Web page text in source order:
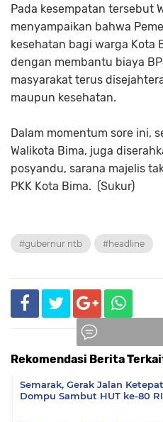
Pada kesempatan tersebut
menyampaikan bahwa
kesehatan bagi warga Kota
dengan membantu biaya
masyarakat terus
maupun kesehatan.
Dalam momentum sore ini,
Walikota Bima, juga
posyandu, sarana majelis
PKK Kota Bima. (Sukur)
#gubernur ntb #headline
Rekomendasi Berita
Semarak, Gerak Jalan
Dompu Sambut HUT ke-80